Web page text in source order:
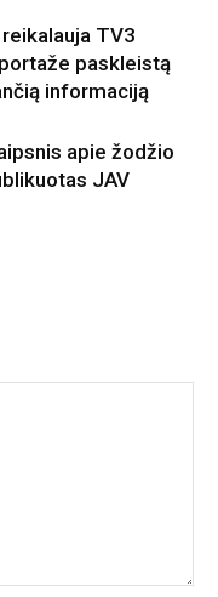
TV3
paskleistą
informaciją
apie žodžio
JAV